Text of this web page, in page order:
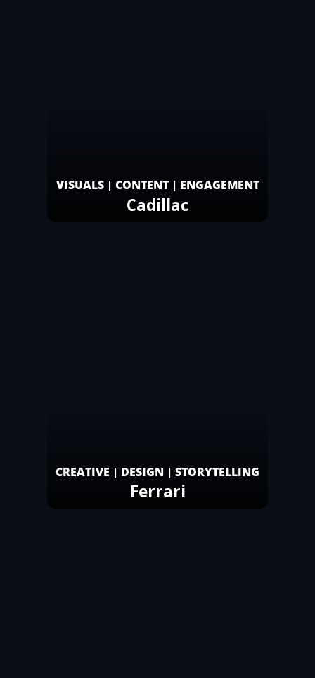
VISUALS | CONTENT | ENGAGEMENT
Cadillac
CREATIVE | DESIGN | STORYTELLING
Ferrari